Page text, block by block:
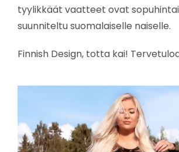
tyylikkäät vaatteet ovat
suunniteltu suomalaiselle naiselle.
Finnish Design, totta kai!